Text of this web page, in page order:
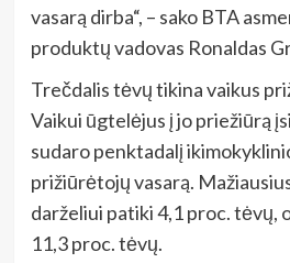
vasarą dirba“, – sako BTA
produktų vadovas Ronaldas
Trečdalis tėvų tikina vaikus
Vaikui ūgtelėjus į jo priežiūrą
sudaro penktadalį
prižiūrėtojų vasarą.
darželiui patiki 4,1 proc. tėvų,
11,3 proc. tėvų.